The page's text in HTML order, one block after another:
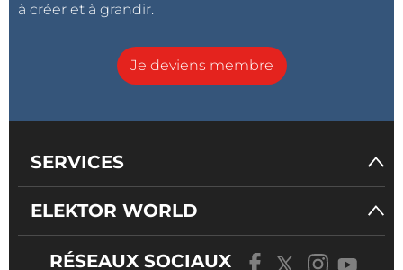
à créer et à grandir.
Je deviens membre
SERVICES
ELEKTOR WORLD
RÉSEAUX SOCIAUX